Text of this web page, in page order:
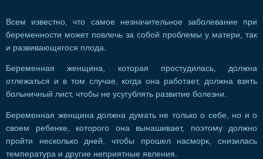
Всем известно, что самое незначительное заболевание при
беременности может повлечь за собой проблемы у матери, так
и развивающегося плода.
Беременная женщина, которая простудилась, должна
отлежаться и в том случае, когда она работает, должна взять
больничный лист, чтобы не усугублять развитие болезни.
Беременная женщина должна думать не только о себе, но и о
своем ребенке, которого она вынашивает, поэтому должно
пройти несколько дней, чтобы прошел насморк, снизилась
температура и другие неприятные явления.